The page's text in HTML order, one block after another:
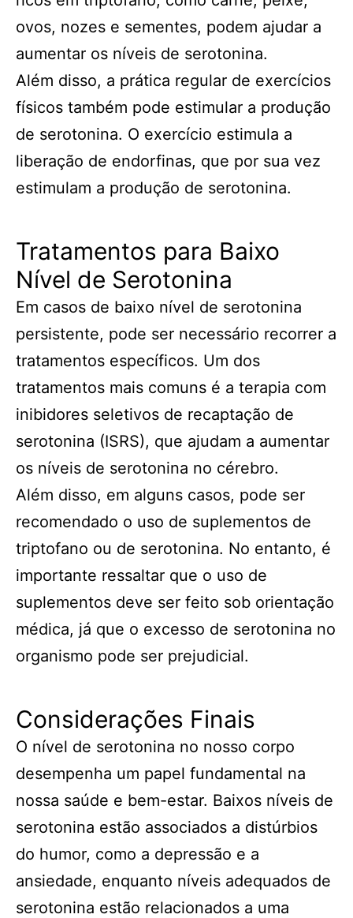
ovos, nozes e sementes, podem ajudar a
aumentar os níveis de serotonina.
Além disso, a prática regular de exercícios
físicos também pode estimular a produção
de serotonina. O exercício estimula a
liberação de endorfinas, que por sua vez
estimulam a produção de serotonina.
Tratamentos para Baixo
Nível de Serotonina
Em casos de baixo nível de serotonina
persistente, pode ser necessário recorrer a
tratamentos específicos. Um dos
tratamentos mais comuns é a terapia com
inibidores seletivos de recaptação de
serotonina (ISRS), que ajudam a aumentar
os níveis de serotonina no cérebro.
Além disso, em alguns casos, pode ser
recomendado o uso de suplementos de
triptofano ou de serotonina. No entanto, é
importante ressaltar que o uso de
suplementos deve ser feito sob orientação
médica, já que o excesso de serotonina no
organismo pode ser prejudicial.
Considerações Finais
O nível de serotonina no nosso corpo
desempenha um papel fundamental na
nossa saúde e bem-estar. Baixos níveis de
serotonina estão associados a distúrbios
do humor, como a depressão e a
ansiedade, enquanto níveis adequados de
serotonina estão relacionados a uma